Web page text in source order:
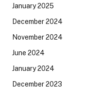
January 2025
December 2024
November 2024
June 2024
January 2024
December 2023